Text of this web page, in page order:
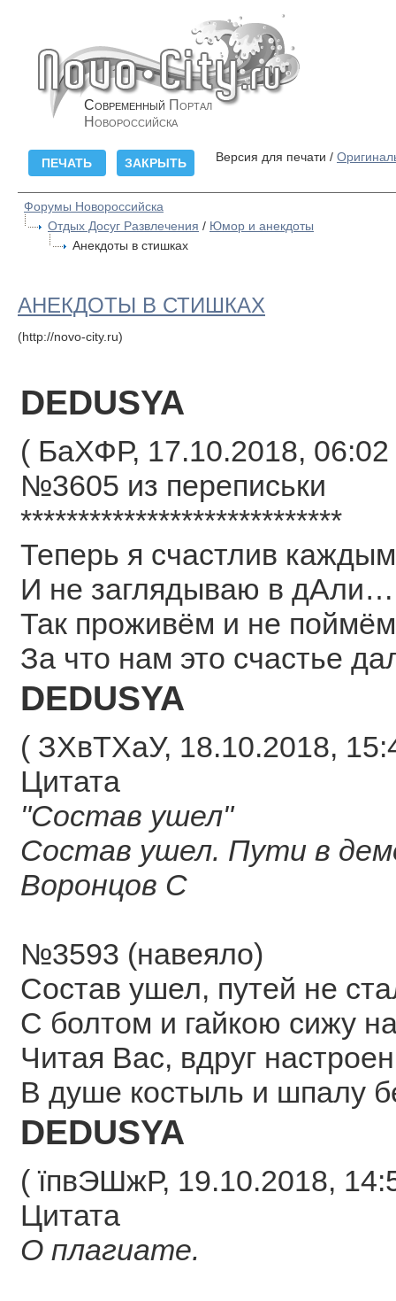
Современный Портал
Новороссийска
Версия для печати /
Форумы Новороссийска
Отдых Досуг Развлечения / Юмор и анекдоты
Анекдоты в стишках
АНЕКДОТЫ В СТИШКАХ
(http://novo-city.ru)
DEDUSYA
( БаХФР, 17.10.2018, 06:02
№3605 из переписьки
****************************
Теперь я счастлив
И не заглядываю в дАли…
Так проживём и не
За что нам это счастье
DEDUSYA
( ЗХвТХаУ, 18.10.2018,
Цитата
"Состав ушел"
Состав ушел. Пути в
Воронцов С
№3593 (навеяло)
Состав ушел, путей не
С болтом и гайкою сижу
Читая Вас, вдруг
В душе костыль и шпалу
DEDUSYA
( їпвЭШжР, 19.10.2018,
Цитата
О плагиате.